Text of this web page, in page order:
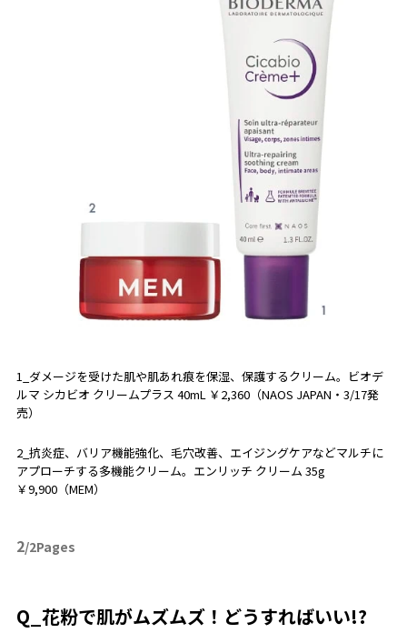
1_ダメージを受けた肌や肌あれ痕を保湿、保護するクリーム。ビオデ
ルマ シカビオ クリームプラス 40mL ￥2,360（NAOS JAPAN・3/17発
売）
2_抗炎症、バリア機能強化、毛穴改善、エイジングケアなどマルチに
アプローチする多機能クリーム。エンリッチ クリーム 35g
￥9,900（MEM）
2/2Pages
Q_花粉で肌がムズムズ！どうすればいい!?